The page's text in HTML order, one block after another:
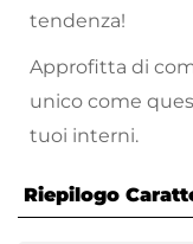
tendenza!
Approfitta di
unico come
tuoi interni.
Riepilogo